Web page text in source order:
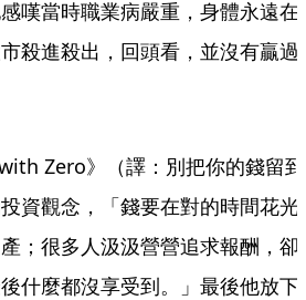
嘆當時職業病嚴重，身體永遠在
殺進殺出，回頭看，並沒有贏過
Zero》（譯：別把你的錢留到
資觀念，「錢要在對的時間花光
；很多人汲汲營營追求報酬，卻
什麼都沒享受到。」最後他放下